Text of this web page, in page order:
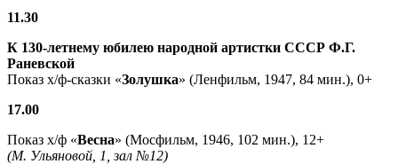
11.30
К 130-летнему юбилею народной артистки СССР Ф.Г.
Раневской
Показ х/ф-сказки «Золушка» (Ленфильм, 1947, 84 мин.), 0+
17.00
Показ х/ф «Весна» (Мосфильм, 1946, 102 мин.), 12+
(М. Ульяновой, 1, зал №12)